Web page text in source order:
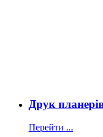
Друк
Перейти ...